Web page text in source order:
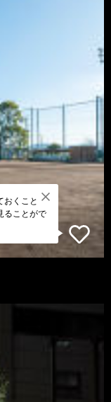
おくこと
ることがで